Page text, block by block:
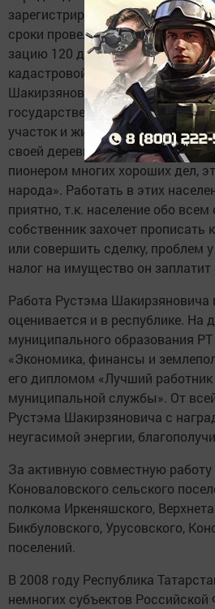
зарегистрировать право
сроки провели тех­ническую
зацию 120 домовладений, а
кадастровой и регистраци­онной
Шакирзянович взял на себя.
государственной регистрации
участок и жилой дом по­лучили,
своей деревни. Рустэм
пионером многих хороших дел,
народа». Рабо­тать в этих
приятно, т.к. население обо
собственник захочет прописать
или совершить сделку, проблем
налог на имущество он
Работа Рустэма Шакирзяновича
оценивается и в республи­ке. На
муниципального об­разования
«Экономи­ка, финансы и
его дипломом «Лучший
муниципальной службы». От
Рустэма Шакирзяновича с
неугасимой энергии,
За активную совместную
Коноваловского сельского
полкома Иркеняшского,
Бикбуловского, Урусовского,
поселений.
В 2008 году Республика
немногих субъектов Рос­сийской